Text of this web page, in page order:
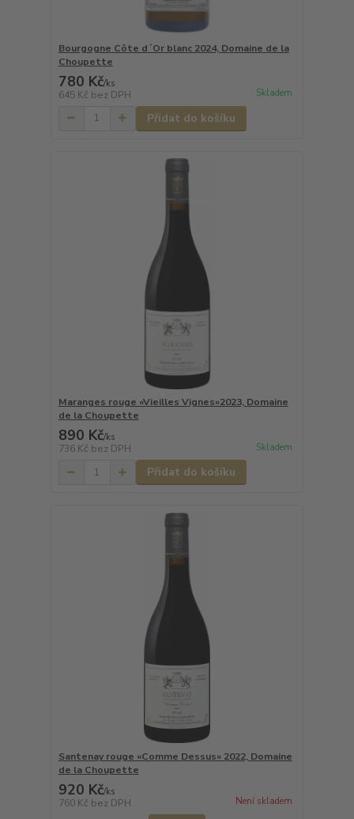
Bourgogne Côte d´Or blanc 2024, Domaine de la
Choupette
780 Kč/ks
645 Kč bez DPH Skladem
Přidat do košíku
Maranges rouge «Vieilles Vignes»2023, Domaine
de la Choupette
890 Kč/ks
736 Kč bez DPH Skladem
Přidat do košíku
Santenay rouge «Comme Dessus» 2022, Domaine
de la Choupette
920 Kč/ks
760 Kč bez DPH Není skladem